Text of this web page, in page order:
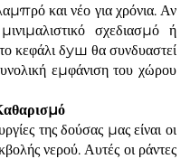
και νέο για χρόνια. Αν
σχεδιασμό ή
κεφάλι δуш θα συνδυαστεί
εμφάνιση του χώρου
της δούσας μας είναι οι
νερού. Αυτές οι ράντες